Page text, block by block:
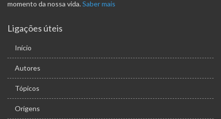
momento da nossa vida. Saber mais
Ligações úteis
Início
Autores
Tópicos
Origens